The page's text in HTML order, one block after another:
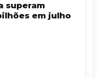
superam
em julho